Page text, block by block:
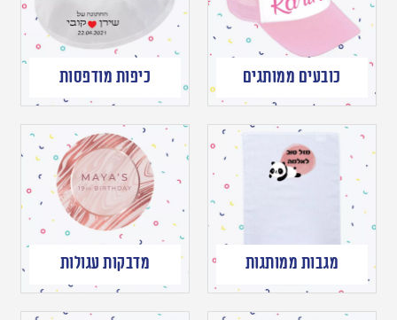
כובעים ממותגים כיפות מודפסות
מגבות ממותגות מדבקות עגולות